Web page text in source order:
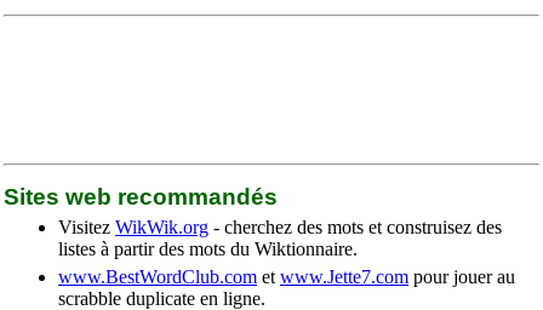
Sites web recommandés
Visitez WikWik.org - cherchez des mots et construisez des
listes à partir des mots du Wiktionnaire.
www.BestWordClub.com et www.Jette7.com pour jouer au
scrabble duplicate en ligne.